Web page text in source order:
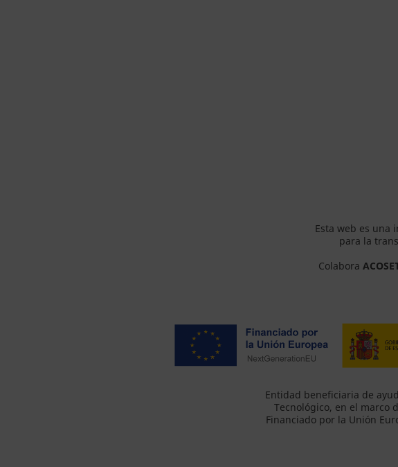
Esta web es una
para la
Colabora
Entidad beneficiaria de
Tecnológico, en el marco
Financiado por la Unión